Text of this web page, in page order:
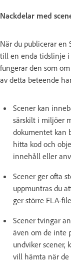
Nackdelar med
När du publicerar en
till en enda tidslinje i
fungerar den som
av detta beteende
Scener kan
särskilt i miljöer
dokumentet kan
hitta kod och
innehåll eller
Scener ger ofta
uppmuntras du
ger större FLA-
Scener tvingar
även om de inte
undviker scener,
vill hämta när de